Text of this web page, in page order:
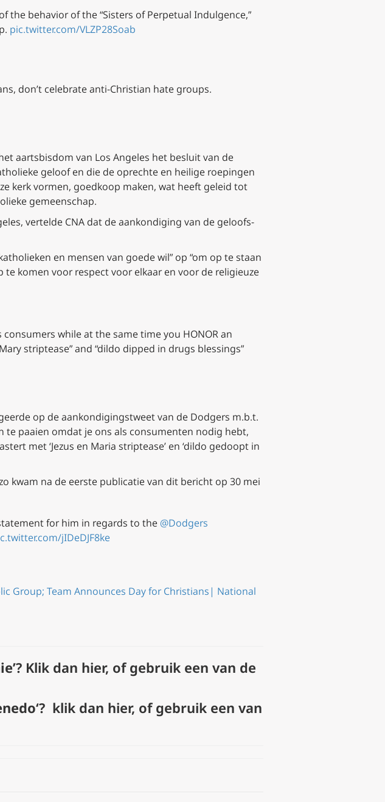
the behavior of the “Sisters of Perpetual Indulgence,”
pic.twitter.com/VLZP28Soab
don’t celebrate anti-Christian hate groups.
aartsbisdom van Los Angeles het besluit van de
geloof en die de oprechte en heilige roepingen
kerk vormen, goedkoop maken, wat heeft geleid tot
gemeenschap.
vertelde CNA dat de aankondiging van de geloofs-
en mensen van goede wil” op “om op te staan
komen voor respect voor elkaar en voor de religieuze
while at the same time you HONOR an
striptease” and “dildo dipped in drugs blessings”
op de aankondigingstweet van de Dodgers m.b.t.
te paaien omdat je ons als consumenten nodig hebt,
met ‘Jezus en Maria striptease’ en ‘dildo gedoopt in
kwam na de eerste publicatie van dit bericht op 30 mei
for him in regards to the @Dodgers
jIDeDJF8ke
Group; Team Announces Day for Christians| National
? Klik dan hier, of gebruik een van de
‘? klik dan hier, of gebruik een van